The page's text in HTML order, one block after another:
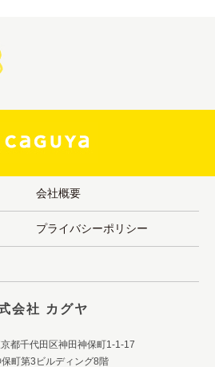
会社概要
プライバシーポリシー
会社 カグヤ
都千代田区神田神保町1-1-17
町第3ビルディング8階